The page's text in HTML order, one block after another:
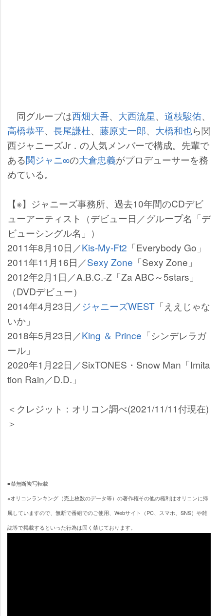
同グループは西畑大吾、 大西流星、 道枝駿佑、
高橋恭平、 長尾謙杜、 藤原丈一郎、 大橋和也ら関
西ジャニーズJr．の人気メンバーで構成。先輩で
ある関ジャニ∞の大倉忠義がプロデューサーを務
めている。
【※】ジャニーズ事務所、過去10年間のCDデビ
ューアーティスト（デビュー日／グループ名「デ
ビューシングル名」）
2011年8月10日／Kis-My-Ft2 「Everybody Go」
2011年11月16日／Sexy Zone 「Sexy Zone」
2012年2月1日／A.B.C.-Z「Za ABC～5stars」
（DVDデビュー）
2014年4月23日／ジャニーズWEST 「ええじゃな
いか」
2018年5月23日／King ＆ Prince 「シンデレラガ
ール」
2020年1月22日／SixTONES・Snow Man「Imita
tion Rain／D.D.」
＜クレジット：オリコン調べ(2021/11/11付現在)
＞
■禁無断複写転載
※オリコンランキング（売上枚数のデータ等）の著作権その他の権利はオリコンに帰
属していますので、無断で番組でのご使用、Webサイト（PC、スマホ、SNS）や雑
誌等で掲載するといった行為は固く禁じております。